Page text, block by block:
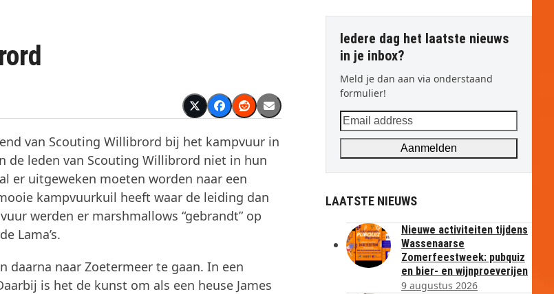
van Scouting Willibrord bij het kampvuur in
de leden van Scouting Willibrord niet in hun
er uitgeweken moeten worden naar een
kampvuurkuil heeft waar de leiding dan
werden er marshmallows “gebrandt” op
Lama’s.
naar Zoetermeer te gaan. In een
is het de kunst om als een heuse James
Iedere dag het laatste nieuws
in je inbox?
Meld je dan aan via onderstaand
formulier!
Email
address
Aanmelden
LAATSTE NIEUWS
Nieuwe activiteiten tijdens
Wassenaarse
Zomerfeestweek: pubquiz
en bier- en wijnproeverijen
9 augustus 2026